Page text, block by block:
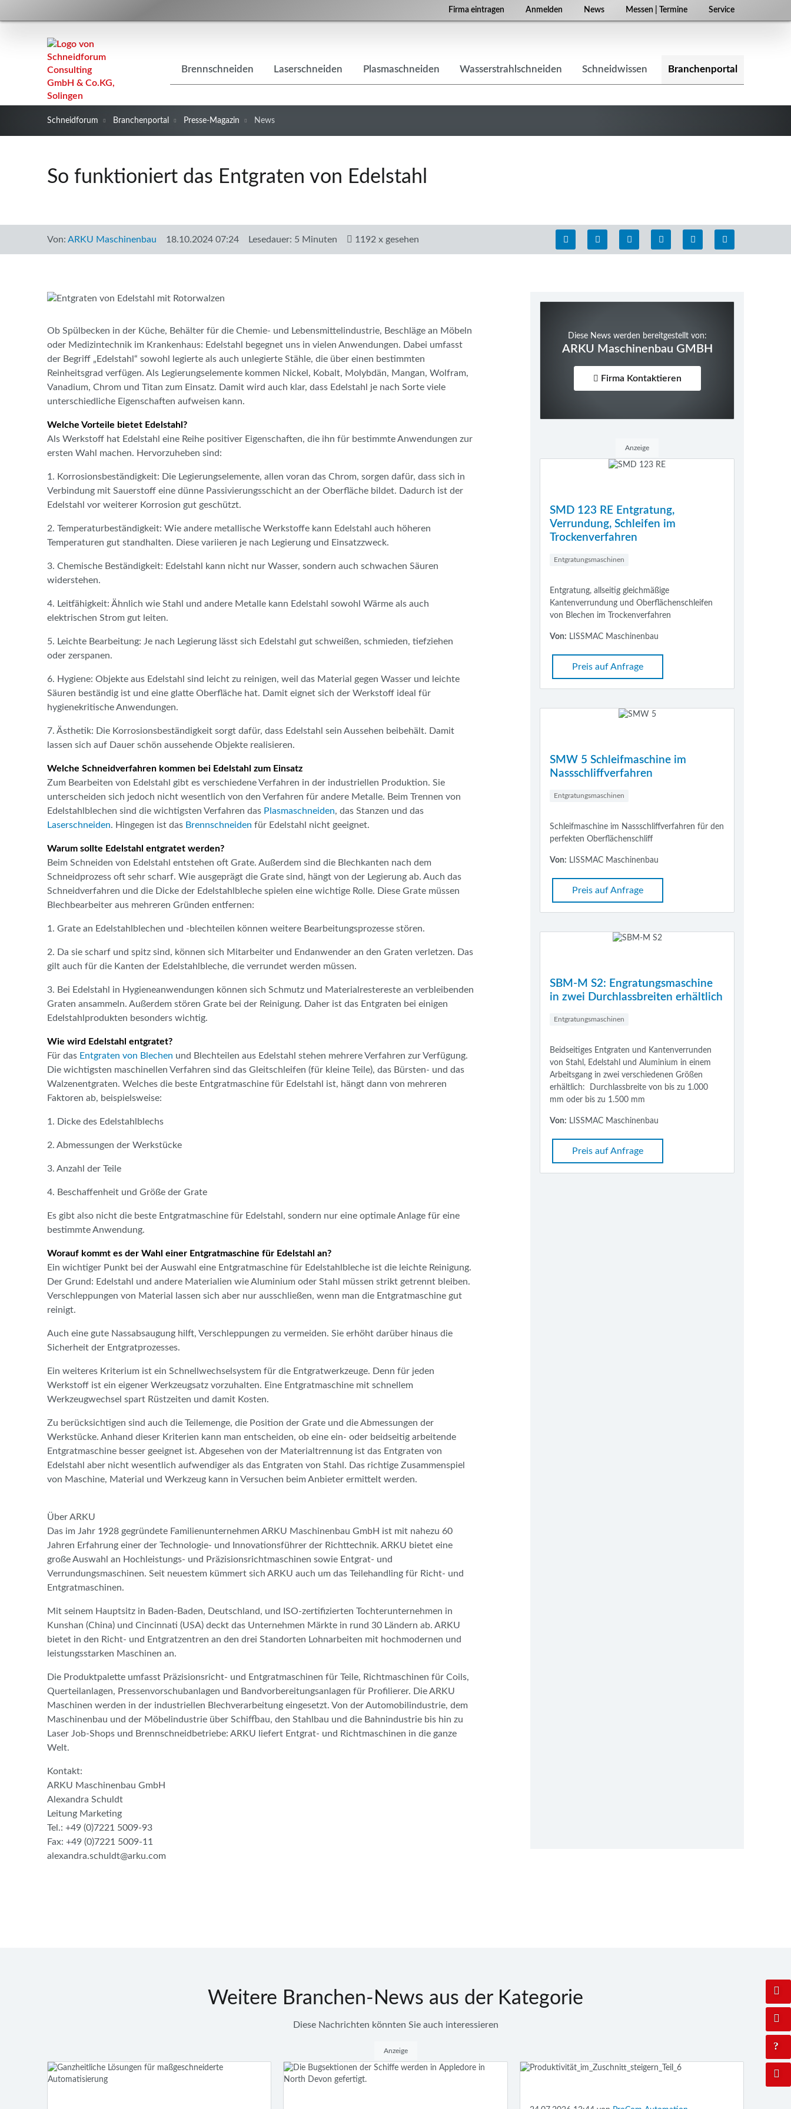
Firma eintragen Anmelden News Messen | Termine Service
überspringen
Brennschneiden Laserschneiden Plasmaschneiden Wasserstrahlschneiden Schneidwissen Branchenportal
Schneidforum Branchenportal Presse-Magazin News
So funktioniert das Entgraten von Edelstahl
Von: ARKU Maschinenbau 18.10.2024 07:24 Lesedauer: 5 Minuten 1192 x gesehen
Ob Spülbecken in der Küche, Behälter für die Chemie- und Lebensmittelindustrie, Beschläge an Möbeln
oder Medizintechnik im Krankenhaus: Edelstahl begegnet uns in vielen Anwendungen. Dabei umfasst
der Begriff „Edelstahl“ sowohl legierte als auch unlegierte Stähle, die über einen bestimmten
Reinheitsgrad verfügen. Als Legierungselemente kommen Nickel, Kobalt, Molybdän, Mangan, Wolfram,
Vanadium, Chrom und Titan zum Einsatz. Damit wird auch klar, dass Edelstahl je nach Sorte viele
unterschiedliche Eigenschaften aufweisen kann.
Welche Vorteile bietet Edelstahl?
Als Werkstoff hat Edelstahl eine Reihe positiver Eigenschaften, die ihn für bestimmte Anwendungen zur
ersten Wahl machen. Hervorzuheben sind:
1. Korrosionsbeständigkeit: Die Legierungselemente, allen voran das Chrom, sorgen dafür, dass sich in
Verbindung mit Sauerstoff eine dünne Passivierungsschicht an der Oberfläche bildet. Dadurch ist der
Edelstahl vor weiterer Korrosion gut geschützt.
2. Temperaturbeständigkeit: Wie andere metallische Werkstoffe kann Edelstahl auch höheren
Temperaturen gut standhalten. Diese variieren je nach Legierung und Einsatzzweck.
3. Chemische Beständigkeit: Edelstahl kann nicht nur Wasser, sondern auch schwachen Säuren
widerstehen.
4. Leitfähigkeit: Ähnlich wie Stahl und andere Metalle kann Edelstahl sowohl Wärme als auch
elektrischen Strom gut leiten.
5. Leichte Bearbeitung: Je nach Legierung lässt sich Edelstahl gut schweißen, schmieden, tiefziehen
oder zerspanen.
6. Hygiene: Objekte aus Edelstahl sind leicht zu reinigen, weil das Material gegen Wasser und leichte
Säuren beständig ist und eine glatte Oberfläche hat. Damit eignet sich der Werkstoff ideal für
hygienekritische Anwendungen.
7. Ästhetik: Die Korrosionsbeständigkeit sorgt dafür, dass Edelstahl sein Aussehen beibehält. Damit
lassen sich auf Dauer schön aussehende Objekte realisieren.
Welche Schneidverfahren kommen bei Edelstahl zum Einsatz
Zum Bearbeiten von Edelstahl gibt es verschiedene Verfahren in der industriellen Produktion. Sie
unterscheiden sich jedoch nicht wesentlich von den Verfahren für andere Metalle. Beim Trennen von
Edelstahlblechen sind die wichtigsten Verfahren das Plasmaschneiden, das Stanzen und das
Laserschneiden. Hingegen ist das Brennschneiden für Edelstahl nicht geeignet.
Warum sollte Edelstahl entgratet werden?
Beim Schneiden von Edelstahl entstehen oft Grate. Außerdem sind die Blechkanten nach dem
Schneidprozess oft sehr scharf. Wie ausgeprägt die Grate sind, hängt von der Legierung ab. Auch das
Schneidverfahren und die Dicke der Edelstahlbleche spielen eine wichtige Rolle. Diese Grate müssen
Blechbearbeiter aus mehreren Gründen entfernen:
1. Grate an Edelstahlblechen und -blechteilen können weitere Bearbeitungsprozesse stören.
2. Da sie scharf und spitz sind, können sich Mitarbeiter und Endanwender an den Graten verletzen. Das
gilt auch für die Kanten der Edelstahlbleche, die verrundet werden müssen.
3. Bei Edelstahl in Hygieneanwendungen können sich Schmutz und Materialrestereste an verbleibenden
Graten ansammeln. Außerdem stören Grate bei der Reinigung. Daher ist das Entgraten bei einigen
Edelstahlprodukten besonders wichtig.
Wie wird Edelstahl entgratet?
Für das Entgraten von Blechen und Blechteilen aus Edelstahl stehen mehrere Verfahren zur Verfügung.
Die wichtigsten maschinellen Verfahren sind das Gleitschleifen (für kleine Teile), das Bürsten- und das
Walzenentgraten. Welches die beste Entgratmaschine für Edelstahl ist, hängt dann von mehreren
Faktoren ab, beispielsweise:
1. Dicke des Edelstahlblechs
2. Abmessungen der Werkstücke
3. Anzahl der Teile
4. Beschaffenheit und Größe der Grate
Es gibt also nicht die beste Entgratmaschine für Edelstahl, sondern nur eine optimale Anlage für eine
bestimmte Anwendung.
Worauf kommt es der Wahl einer Entgratmaschine für Edelstahl an?
Ein wichtiger Punkt bei der Auswahl eine Entgratmaschine für Edelstahlbleche ist die leichte Reinigung.
Der Grund: Edelstahl und andere Materialien wie Aluminium oder Stahl müssen strikt getrennt bleiben.
Verschleppungen von Material lassen sich aber nur ausschließen, wenn man die Entgratmaschine gut
reinigt.
Auch eine gute Nassabsaugung hilft, Verschleppungen zu vermeiden. Sie erhöht darüber hinaus die
Sicherheit der Entgratprozesses.
Ein weiteres Kriterium ist ein Schnellwechselsystem für die Entgratwerkzeuge. Denn für jeden
Werkstoff ist ein eigener Werkzeugsatz vorzuhalten. Eine Entgratmaschine mit schnellem
Werkzeugwechsel spart Rüstzeiten und damit Kosten.
Zu berücksichtigen sind auch die Teilemenge, die Position der Grate und die Abmessungen der
Werkstücke. Anhand dieser Kriterien kann man entscheiden, ob eine ein- oder beidseitig arbeitende
Entgratmaschine besser geeignet ist. Abgesehen von der Materialtrennung ist das Entgraten von
Edelstahl aber nicht wesentlich aufwendiger als das Entgraten von Stahl. Das richtige Zusammenspiel
von Maschine, Material und Werkzeug kann in Versuchen beim Anbieter ermittelt werden.
Über ARKU
Das im Jahr 1928 gegründete Familienunternehmen ARKU Maschinenbau GmbH ist mit nahezu 60
Jahren Erfahrung einer der Technologie- und Innovationsführer der Richttechnik. ARKU bietet eine
große Auswahl an Hochleistungs- und Präzisionsrichtmaschinen sowie Entgrat- und
Verrundungsmaschinen. Seit neuestem kümmert sich ARKU auch um das Teilehandling für Richt- und
Entgratmaschinen.
Mit seinem Hauptsitz in Baden-Baden, Deutschland, und ISO-zertifizierten Tochterunternehmen in
Kunshan (China) und Cincinnati (USA) deckt das Unternehmen Märkte in rund 30 Ländern ab. ARKU
bietet in den Richt- und Entgratzentren an den drei Standorten Lohnarbeiten mit hochmodernen und
leistungsstarken Maschinen an.
Die Produktpalette umfasst Präzisionsricht- und Entgratmaschinen für Teile, Richtmaschinen für Coils,
Querteilanlagen, Pressenvorschubanlagen und Bandvorbereitungsanlagen für Profilierer. Die ARKU
Maschinen werden in der industriellen Blechverarbeitung eingesetzt. Von der Automobilindustrie, dem
Maschinenbau und der Möbelindustrie über Schiffbau, den Stahlbau und die Bahnindustrie bis hin zu
Laser Job-Shops und Brennschneidbetriebe: ARKU liefert Entgrat- und Richtmaschinen in die ganze
Welt.
Kontakt:
ARKU Maschinenbau GmbH
Alexandra Schuldt
Leitung Marketing
Tel.: +49 (0)7221 5009-93
Fax: +49 (0)7221 5009-11
alexandra.schuldt@arku.com
Diese News werden bereitgestellt von:
ARKU Maschinenbau GMBH
Firma Kontaktieren
Anzeige
SMD 123 RE Entgratung,
Verrundung, Schleifen im
Trockenverfahren
Entgratungsmaschinen
Entgratung, allseitig gleichmäßige
Kantenverrundung und Oberflächenschleifen
von Blechen im Trockenverfahren
Von: LISSMAC Maschinenbau
Preis auf Anfrage
SMW 5 Schleifmaschine im
Nassschliffverfahren
Entgratungsmaschinen
Schleifmaschine im Nassschliffverfahren für den
perfekten Oberflächenschliff
Von: LISSMAC Maschinenbau
Preis auf Anfrage
SBM-M S2: Engratungsmaschine
in zwei Durchlassbreiten erhältlich
Entgratungsmaschinen
Beidseitiges Entgraten und Kantenverrunden
von Stahl, Edelstahl und Aluminium in einem
Arbeitsgang in zwei verschiedenen Größen
erhältlich: Durchlassbreite von bis zu 1.000
mm oder bis zu 1.500 mm
Von: LISSMAC Maschinenbau
Preis auf Anfrage
Weitere Branchen-News aus der Kategorie
Diese Nachrichten könnten Sie auch interessieren
Anzeige